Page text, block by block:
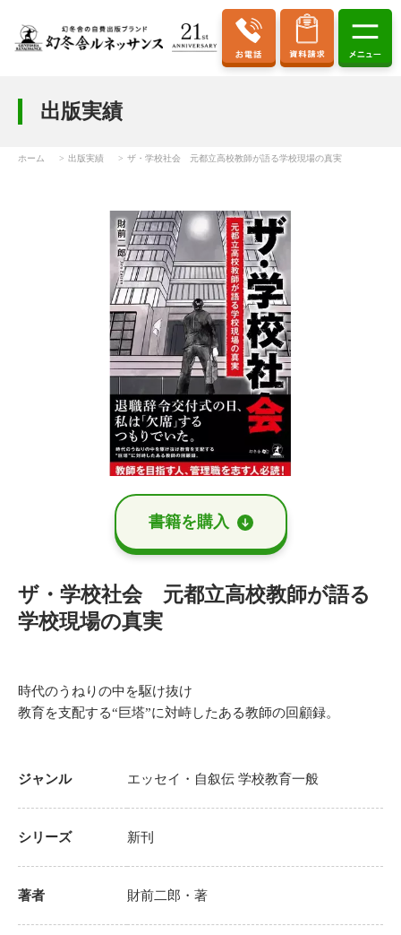
出版実績
ホーム 出版実績 ザ・学校社会 元都立高校教師が語る学校現場の真実
書籍を購⼊
ザ・学校社会 元都立高校教師が語る
学校現場の真実
時代のうねりの中を駆け抜け
教育を支配する“巨塔”に対峙したある教師の回顧録。
ジャンル エッセイ・自叙伝 学校教育一般
シリーズ 新刊
著者 財前二郎 ・著